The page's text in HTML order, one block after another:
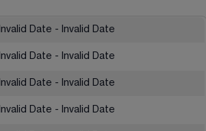
Invalid Date - Invalid Date
Invalid Date - Invalid Date
Invalid Date - Invalid Date
Invalid Date - Invalid Date